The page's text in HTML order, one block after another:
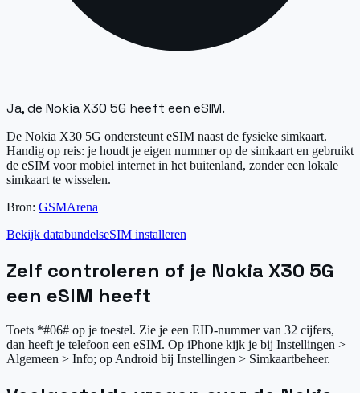
Ja, de Nokia X30 5G heeft een eSIM.
De Nokia X30 5G ondersteunt eSIM naast de fysieke simkaart.
Handig op reis: je houdt je eigen nummer op de simkaart en gebruikt
de eSIM voor mobiel internet in het buitenland, zonder een lokale
simkaart te wisselen.
Bron: GSMArena
Bekijk databundelseSIM installeren
Zelf controleren of je Nokia X30 5G
een eSIM heeft
Toets *#06# op je toestel. Zie je een EID-nummer van 32 cijfers,
dan heeft je telefoon een eSIM. Op iPhone kijk je bij Instellingen >
Algemeen > Info; op Android bij Instellingen > Simkaartbeheer.